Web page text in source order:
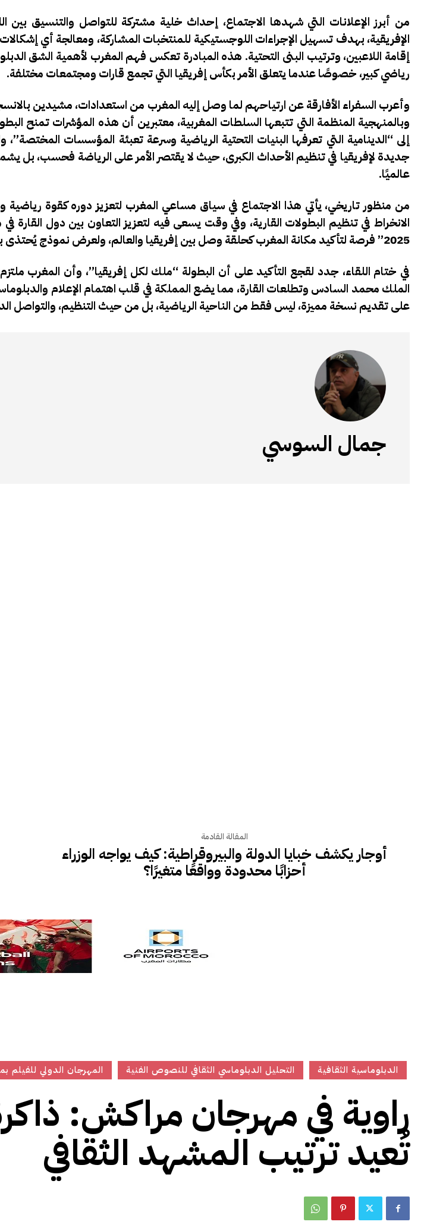
من أبرز الإعلانات التي شهدها الاجتماع، إحداث خلية مشتركة للتواصل والتنسيق بين
الإفريقية، بهدف تسهيل الإجراءات اللوجستيكية للمنتخبات المشاركة، ومعالجة أي
إقامة اللاعبين، وترتيب البنى التحتية. هذه المبادرة تعكس فهم المغرب لأهمية الشق
رياضي كبير، خصوصًا عندما يتعلق الأمر بكأس إفريقيا التي تجمع قارات ومجتمعات مختلفة.
وأعرب السفراء الأفارقة عن ارتياحهم لما وصل إليه المغرب من استعدادات، مشيدين
وبالمنهجية المنظمة التي تتبعها السلطات المغربية، معتبرين أن هذه المؤشرات تمنح
إلى “الدينامية التي تعرفها البنيات التحتية الرياضية وسرعة تعبئة المؤسسات
جديدة لإفريقيا في تنظيم الأحداث الكبرى، حيث لا يقتصر الأمر على الرياضة فحسب، بل يشمل
عالميًا.
من منظور تاريخي، يأتي هذا الاجتماع في سياق مساعي المغرب لتعزيز دوره كقوة رياضية
الانخراط في تنظيم البطولات القارية، وفي وقت يسعى فيه لتعزيز التعاون بين دول
2025” فرصة لتأكيد مكانة المغرب كحلقة وصل بين إفريقيا والعالم، ولعرض نموذج يُحتذى به في إدارة الأحداث الرياضية الكبرى.
في ختام اللقاء، جدد لقجع التأكيد على أن البطولة “ملك لكل إفريقيا”، وأن المغرب
الملك محمد السادس وتطلعات القارة، مما يضع المملكة في قلب اهتمام الإعلام
على تقديم نسخة مميزة، ليس فقط من الناحية الرياضية، بل من حيث التنظيم، والتواصل
جمال السوسي
المقالة القادمة
أوجار يكشف خبايا الدولة والبيروقراطية: كيف يواجه الوزراء
أحزابًا محدودة وواقعًا متغيرًا؟